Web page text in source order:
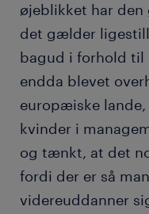
øjeblikket har
det gælder
bagud i forhold til
endda blevet
europæiske
kvinder i
og tænkt, at det
fordi der er så
videreuddanner